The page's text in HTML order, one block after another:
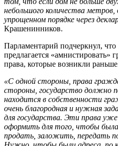
небольшого количества
упрощенном порядке через
Крашенинников.
Парламентарий подчеркнул, что
предлагается «амнистировать»
права, которые возникли
«С одной стороны, права
стороны, государство должно
находится в собственности
очень благородная и нужная
для государства. Эти права
оформить для того, чтобы
продать, заложить, передать